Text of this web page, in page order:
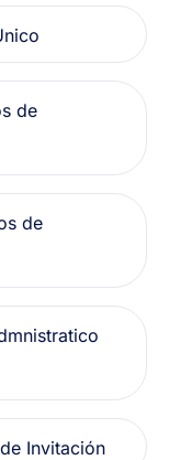
de
de
Invitación